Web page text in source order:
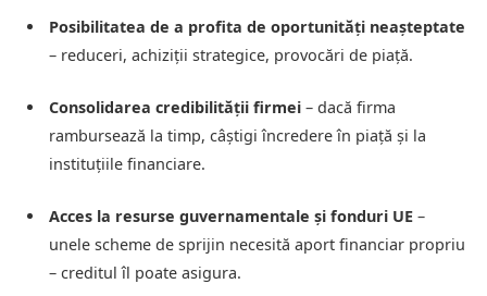
Posibilitatea de a profita de oportunități neașteptate
– reduceri, achiziții strategice, provocări de piață.
Consolidarea credibilității firmei – dacă firma
rambursează la timp, câștigi încredere în piață și la
instituțiile financiare.
Acces la resurse guvernamentale și fonduri UE –
unele scheme de sprijin necesită aport financiar propriu
– creditul îl poate asigura.